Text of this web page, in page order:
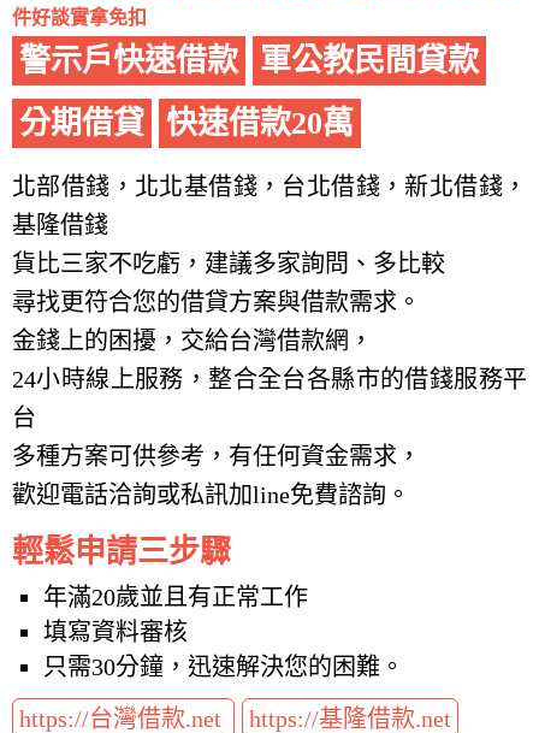
件好談實拿免扣
警示戶快速借款
軍公教民間貸款
分期借貸
快速借款20萬
北部借錢，北北基借錢，台北借錢，新北借錢，
基隆借錢
貨比三家不吃虧，建議多家詢問、多比較
尋找更符合您的借貸方案與借款需求。
金錢上的困擾，交給台灣借款網，
24小時線上服務，整合全台各縣市的借錢服務平
台
多種方案可供參考，有任何資金需求，
歡迎電話洽詢或私訊加line免費諮詢。
輕鬆申請三步驟
年滿20歲並且有正常工作
填寫資料審核
只需30分鐘，迅速解決您的困難。
https://台灣借款.net
https://基隆借款.net